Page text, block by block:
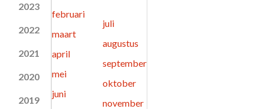
2023
2022
2021
2020
2019
februari
maart
april
mei
juni
juli
augustus
september
oktober
november